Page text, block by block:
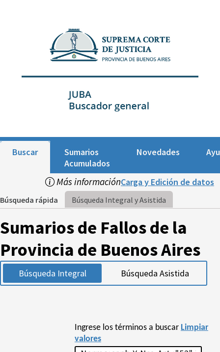
Buscar
Sumarios
Acumulados
Novedades
Más informaciónCarga y Edición de datos
Búsqueda rápida Búsqueda Integral y Asistida
Sumarios de Fallos de la
Provincia de Buenos Aires
Búsqueda Integral Búsqueda Asistida
Ingrese los términos a buscar Limpiar
valores